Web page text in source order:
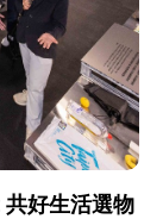
好生活選物